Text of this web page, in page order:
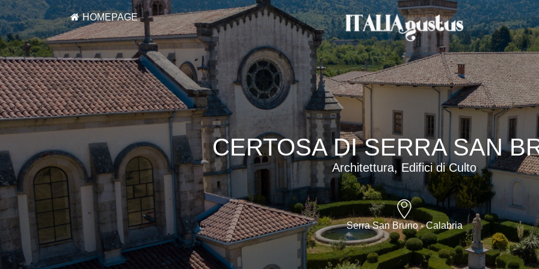
HOMEPAGE
CERTOSA DI SERRA SAN
Architettura, Edifici di Culto
Serra San Bruno - Calabria